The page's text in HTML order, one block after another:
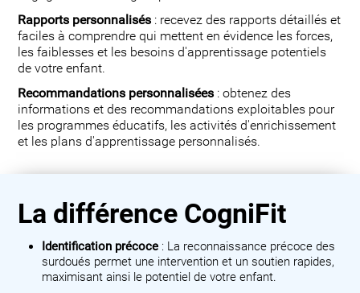
Rapports personnalisés : recevez des rapports détaillés et
faciles à comprendre qui mettent en évidence les forces,
les faiblesses et les besoins d'apprentissage potentiels
de votre enfant.
Recommandations personnalisées : obtenez des
informations et des recommandations exploitables pour
les programmes éducatifs, les activités d'enrichissement
et les plans d'apprentissage personnalisés.
La différence CogniFit
Identification précoce : La reconnaissance précoce des
surdoués permet une intervention et un soutien rapides,
maximisant ainsi le potentiel de votre enfant.